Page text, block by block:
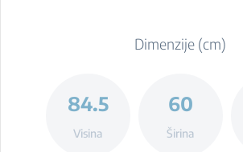
Dimenzije (cm)
84.5
Visina
60
Širina